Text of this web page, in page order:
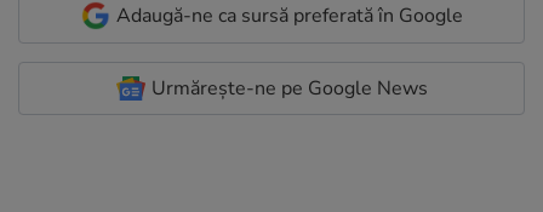
Adaugă-ne ca sursă preferată în Google
Urmărește-ne pe Google News